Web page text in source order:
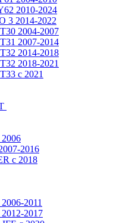
2010-2024
3 2014-2022
2004-2007
2007-2014
2014-2018
2018-2021
с 2021
2016
с 2018
2011
2017